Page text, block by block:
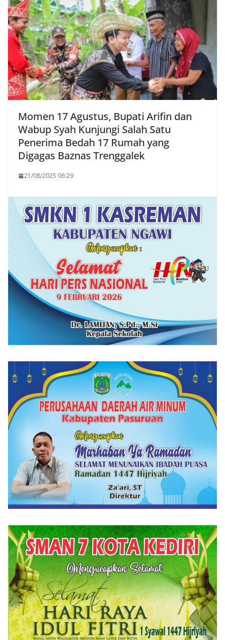
Momen 17 Agustus, Bupati Arifin dan
Wabup Syah Kunjungi Salah Satu
Penerima Bedah 17 Rumah yang
Digagas Baznas Trenggalek
21/08/2025 06:29